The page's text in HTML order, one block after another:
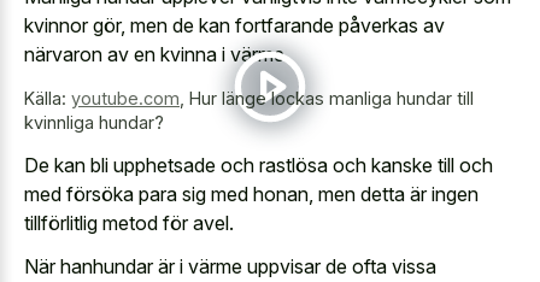
kvinnor gör, men de kan fortfarande påverkas av
närvaron av en kvinna i värme.
Källa: youtube.com Hur länge lockas manliga hundar till
kvinnliga hundar?
De kan bli upphetsade och rastlösa och kanske till och
med försöka para sig med honan, men detta är ingen
tillförlitlig metod för avel.
När hanhundar är i värme uppvisar de ofta vissa